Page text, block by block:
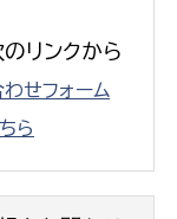
リンクから
せフォーム
ら